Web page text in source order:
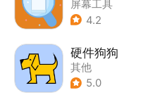
屏幕工具
4.2
硬件狗狗
其他
5.0